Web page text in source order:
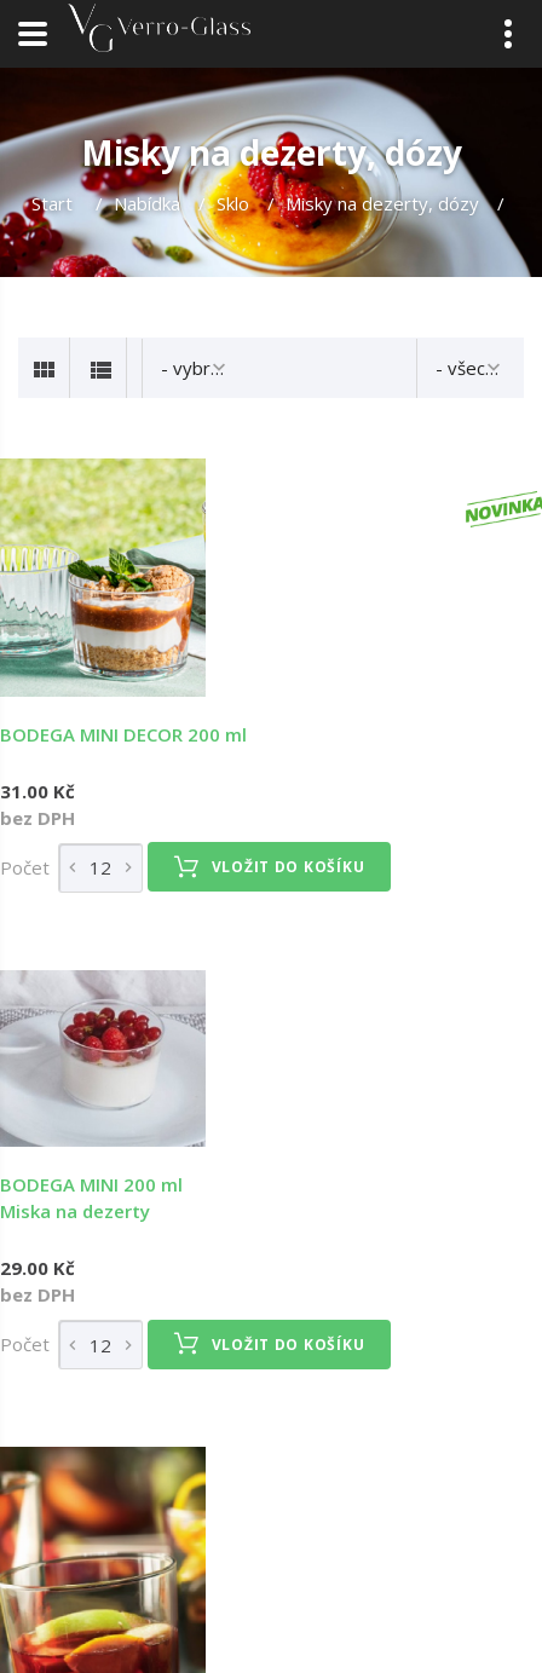
Misky na dezerty, dózy
Start / Nabídka / Sklo / Misky na dezerty, dózy /
- vybrat - - všechny -
BODEGA MINI DECOR 200 ml
31.00 Kč
bez DPH
Počet VLOŽIT DO KOŠÍKU
BODEGA MINI 200 ml
Miska na dezerty
29.00 Kč
bez DPH
Počet VLOŽIT DO KOŠÍKU